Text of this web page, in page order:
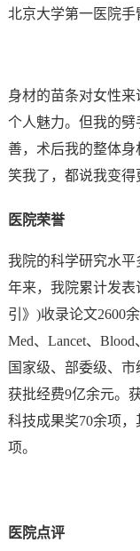
北京大学第一医院手
身材的苗条对女性
个人魅力。但我的
善，术后我的整体
笑我了，都说我变得
医院荣誉
我院的科学研究水
年来，我院累计发表
引》)收录论文2600
Med、Lancet、
国家级、部委级、市
获批经费9亿余元。
科技成果奖70余项
项。
医院点评